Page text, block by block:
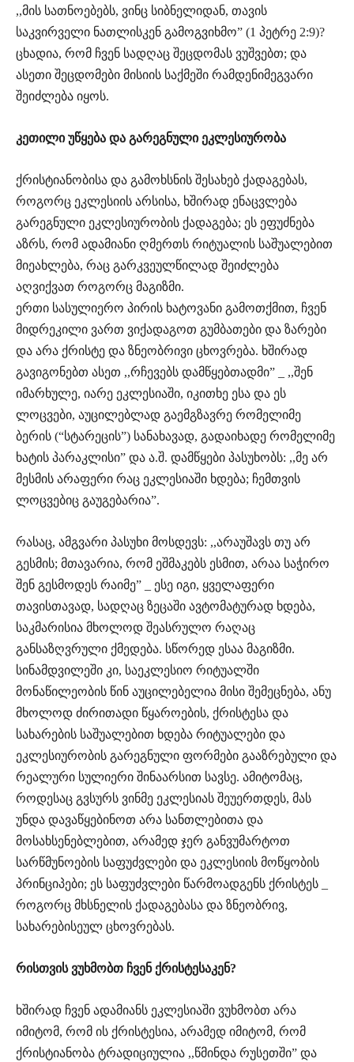
,,მის სათნოებებს, ვინც სიბნელიდან, თავის
საკვირველი ნათლისკენ გამოგვიხმო” (1 პეტრე 2:9)?
ცხადია, რომ ჩვენ სადღაც შეცდომას ვუშვებთ; და
ასეთი შეცდომები მისიის საქმეში რამდენიმეგვარი
შეიძლება იყოს.
კეთილი უწყება და გარეგნული ეკლესიურობა
ქრისტიანობისა და გამოხსნის შესახებ ქადაგებას,
როგორც ეკლესიის არსისა, ხშირად ენაცვლება
გარეგნული ეკლესიურობის ქადაგება; ეს ეფუძნება
აზრს, რომ ადამიანი ღმერთს რიტუალის საშუალებით
მიეახლება, რაც გარკვეულწილად შეიძლება
აღვიქვათ როგორც მაგიზმი.
ერთი სასულიერო პირის ხატოვანი გამოთქმით, ჩვენ
მიდრეკილი ვართ ვიქადაგოთ გუმბათები და ზარები
და არა ქრისტე და ზნეობრივი ცხოვრება. ხშირად
გავიგონებთ ასეთ ,,რჩევებს დამწყებთადმი” _ ,,შენ
იმარხულე, იარე ეკლესიაში, იკითხე ესა და ეს
ლოცვები, აუცილებლად გაემგზავრე რომელიმე
ბერის (“სტარეცის”) სანახავად, გადაიხადე რომელიმე
ხატის პარაკლისი” და ა.შ. დამწყები პასუხობს: ,,მე არ
მესმის არაფერი რაც ეკლესიაში ხდება; ჩემთვის
ლოცვებიც გაუგებარია”.
რასაც, ამგვარი პასუხი მოსდევს: ,,არაუშავს თუ არ
გესმის; მთავარია, რომ ეშმაკებს ესმით, არაა საჭირო
შენ გესმოდეს რაიმე” _ ესე იგი, ყველაფერი
თავისთავად, სადღაც ზეცაში ავტომატურად ხდება,
საკმარისია მხოლოდ შეასრულო რაღაც
განსაზღვრული ქმედება. სწორედ ესაა მაგიზმი.
სინამდვილეში კი, საეკლესიო რიტუალში
მონაწილეობის წინ აუცილებელია მისი შემეცნება, ანუ
მხოლოდ ძირითადი წყაროების, ქრისტესა და
სახარების საშუალებით ხდება რიტუალები და
ეკლესიურობის გარეგნული ფორმები გააზრებული და
რეალური სულიერი შინაარსით სავსე. ამიტომაც,
როდესაც გვსურს ვინმე ეკლესიას შეუერთდეს, მას
უნდა დავაწყებინოთ არა სანთლებითა და
მოსახსენებლებით, არამედ ჯერ განვუმარტოთ
სარწმუნოების საფუძვლები და ეკლესიის მოწყობის
პრინციპები; ეს საფუძვლები წარმოადგენს ქრისტეს _
როგორც მხსნელის ქადაგებასა და ზნეობრივ,
სახარებისეულ ცხოვრებას.
რისთვის ვუხმობთ ჩვენ ქრისტესაკენ?
ხშირად ჩვენ ადამიანს ეკლესიაში ვუხმობთ არა
იმიტომ, რომ ის ქრისტესია, არამედ იმიტომ, რომ
ქრისტიანობა ტრადიციულია ,,წმინდა რუსეთში” და